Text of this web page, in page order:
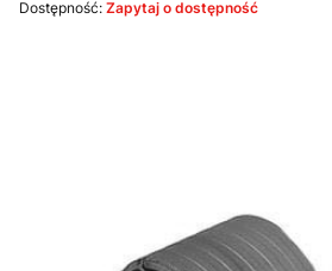
Dostępność: Zapytaj o dostępność